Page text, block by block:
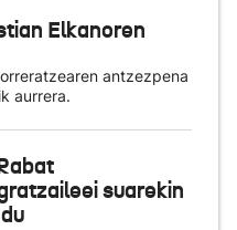
Elkanoren
antzezpena
aurrera.
suarekin